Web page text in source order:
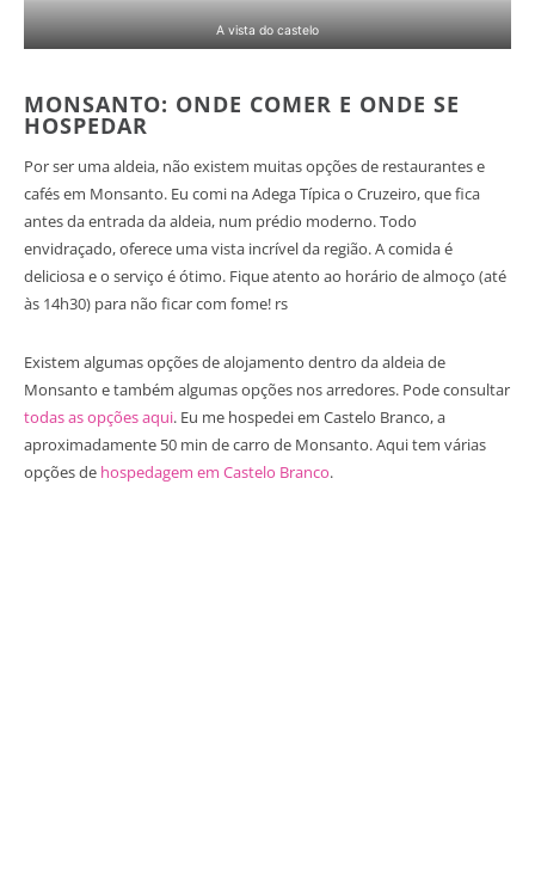
A vista do castelo
MONSANTO: ONDE COMER E ONDE SE
HOSPEDAR
Por ser uma aldeia, não existem muitas opções de restaurantes e
cafés em Monsanto. Eu comi na Adega Típica o Cruzeiro, que fica
antes da entrada da aldeia, num prédio moderno. Todo
envidraçado, oferece uma vista incrível da região. A comida é
deliciosa e o serviço é ótimo. Fique atento ao horário de almoço (até
às 14h30) para não ficar com fome! rs
Existem algumas opções de alojamento dentro da aldeia de
Monsanto e também algumas opções nos arredores. Pode consultar
todas as opções aqui. Eu me hospedei em Castelo Branco, a
aproximadamente 50 min de carro de Monsanto. Aqui tem várias
opções de hospedagem em Castelo Branco.